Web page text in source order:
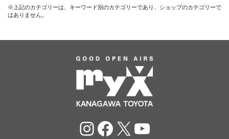
※上記のカテゴリーは、キーワード別のカテゴリーであり、ショップのカテゴリーで
はありません。
Instagram
Facebook
X YouTube